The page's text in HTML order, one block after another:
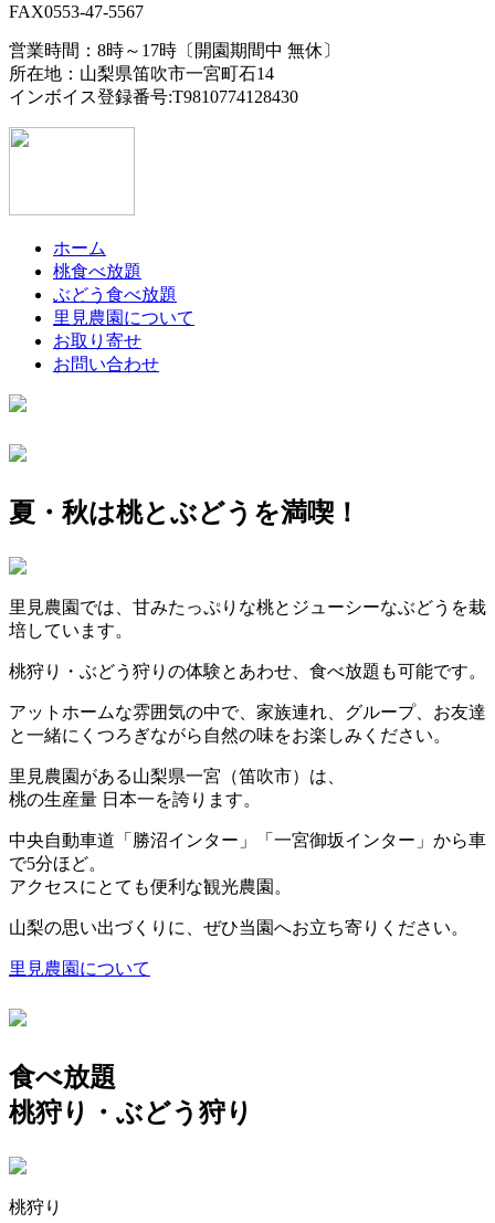
FAX0553-47-5567
営業時間： 8時～17時 〔開園期間中 無休〕
所在地：山梨県笛吹市一宮町石14
インボイス登録番号:T9810774128430
ホーム
桃食べ放題
ぶどう食べ放題
里見農園について
お取り寄せ
お問い合わせ
夏・秋は桃とぶどう を満喫！
里見農園では、甘みたっぷりな桃とジューシーなぶどうを栽
培しています。
桃狩り ・ ぶどう狩り の体験とあわせ、 食べ放題 も可能です。
アットホームな雰囲気の中で、家族連れ、グループ、お友達
と一緒にくつろぎながら自然の味をお楽しみください。
里見農園がある山梨県一宮（笛吹市）は、
桃の生産量 日本一を誇ります。
中央自動車道「勝沼インター」「一宮御坂インター」から車
で5分ほど。
アクセスにとても便利な観光農園。
山梨の思い出づくりに、ぜひ当園へお立ち寄りください。
里見農園について
食べ放題
桃狩り・ぶどう狩り
桃狩り